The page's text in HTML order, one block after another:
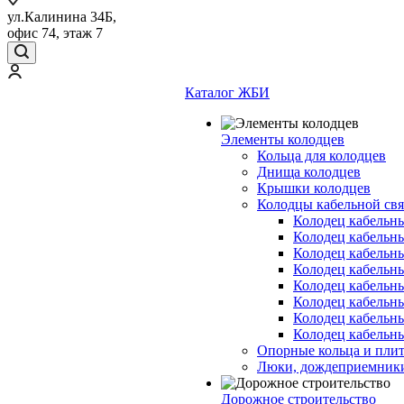
ул.Калинина 34Б,
офис 74, этаж 7
Каталог ЖБИ
Элементы колодцев
Кольца для колодцев
Днища колодцев
Крышки колодцев
Колодцы кабельной
Колодец
Колодец
Колодец
Колодец
Колодец
Колодец
Колодец
Колодец
Опорные кольца и
Люки,
Дорожное строительство